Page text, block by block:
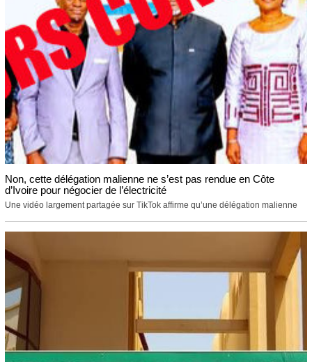
Non, cette délégation malienne ne s’est pas rendue en Côte
d’Ivoire pour négocier de l’électricité
Une vidéo largement partagée sur TikTok affirme qu’une délégation malienne